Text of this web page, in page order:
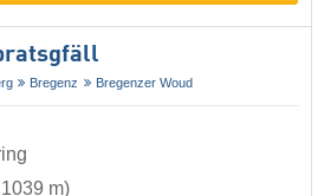
Bregenz Bregenzer Woud
1039 m)